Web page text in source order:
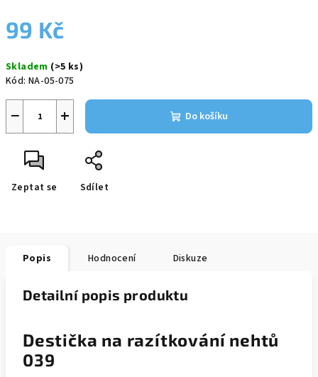
99 Kč
cena:
Skladem (>5 ks)
Kód: NA-05-075
+
− Do košíku
Zeptat se Sdílet
Popis Hodnocení Diskuze
Detailní popis produktu
Destička na razítkování nehtů
039